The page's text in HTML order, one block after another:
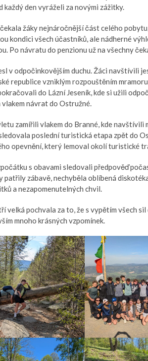
každý den vyráželi za novými zážitky.
žáky nejnáročnější část celého
kondici všech účastníků, ale nádherné
Po návratu do penzionu už na všechny
v odpočinkovějším duchu. Žáci navštívili
republice vzniklým rozpouštěním
do Lázní Jeseník, kde si užili
vlakem návrat do Ostružné.
zamířili vlakem do Branné, kde
poslední turistická etapa zpět do
opevnění, který lemoval okolí turistické
s obavami sledovali předpověď
patřily zábavě, nechyběla oblíbená
a nezapomenutelných chvil.
velká pochvala za to, že s vypětím všech
mnoho krásných vzpomínek.